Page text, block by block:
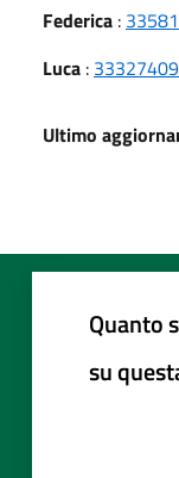
Federica :
Luca :
Ultimo
Quanto
su